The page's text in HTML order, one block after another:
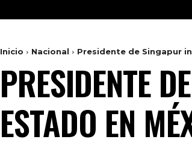
Inicio Nacional Presidente de Singapur
PRESIDENTE
ESTADO EN